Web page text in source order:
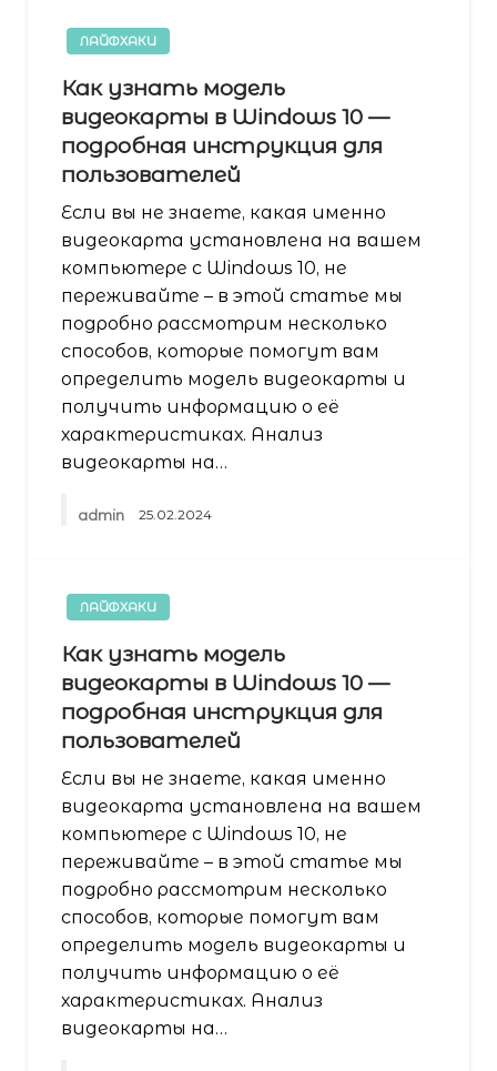
ЛАЙФХАКИ
Как узнать модель
видеокарты в Windows 10 —
подробная инструкция для
пользователей
Если вы не знаете, какая именно
видеокарта установлена на вашем
компьютере с Windows 10, не
переживайте – в этой статье мы
подробно рассмотрим несколько
способов, которые помогут вам
определить модель видеокарты и
получить информацию о её
характеристиках. Анализ
видеокарты на…
admin 25.02.2024
ЛАЙФХАКИ
Как узнать модель
видеокарты в Windows 10 —
подробная инструкция для
пользователей
Если вы не знаете, какая именно
видеокарта установлена на вашем
компьютере с Windows 10, не
переживайте – в этой статье мы
подробно рассмотрим несколько
способов, которые помогут вам
определить модель видеокарты и
получить информацию о её
характеристиках. Анализ
видеокарты на…